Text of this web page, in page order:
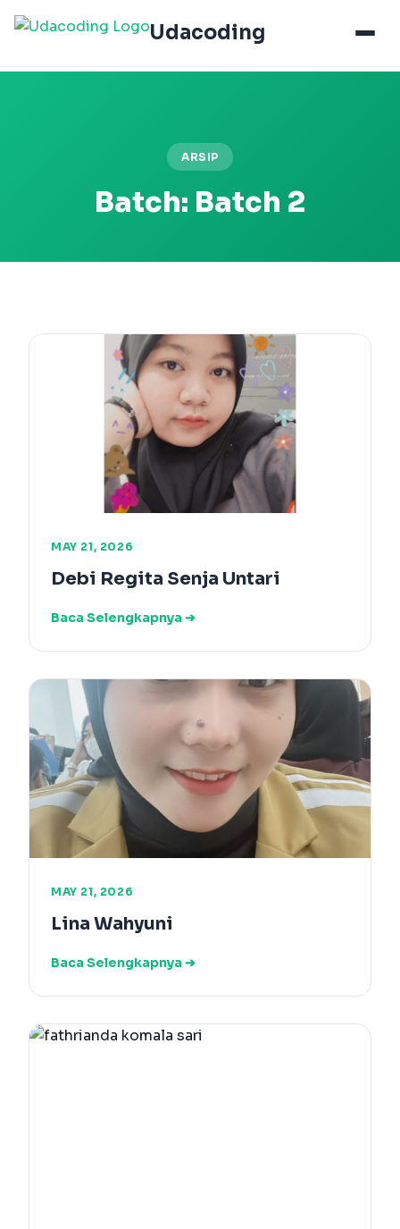
Udacoding
ARSIP
Batch: Batch 2
MAY 21, 2026
Debi Regita Senja Untari
Baca Selengkapnya ➔
MAY 21, 2026
Lina Wahyuni
Baca Selengkapnya ➔